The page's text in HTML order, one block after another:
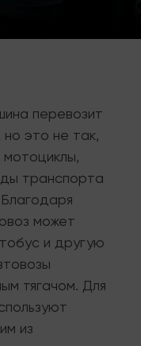
перевозит
но это не так,
транспорта
может
и другую
тягачом. Для
из